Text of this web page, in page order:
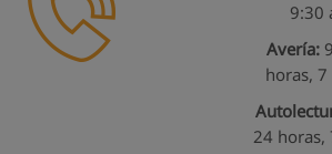
9:30
Avería:
horas, 7
24 horas,